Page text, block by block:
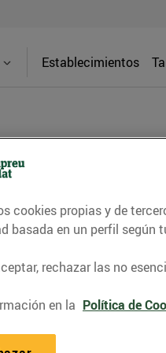
Establecimientos
recetas,
cookies propias y de
basada en un perfil según
rechazar las no
en la Política de